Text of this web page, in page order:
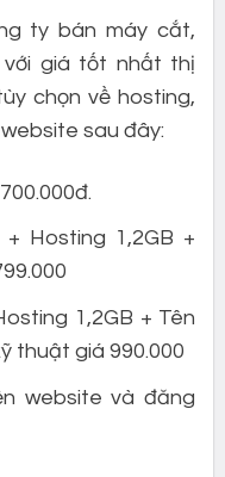
ty bán máy cắt,
giá tốt nhất thị
chọn về hosting,
sau đây:
Hosting 1,2GB +
1,2GB + Tên
thuật giá 990.000
website và đăng